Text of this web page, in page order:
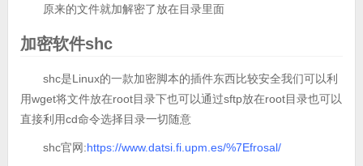
原来的文件就加解密了放在目录里面
加密软件shc
shc是Linux的一款加密脚本的插件东西比较安全我们可以利
用wget将文件放在root目录下也可以通过sftp放在root目录也可以
直接利用cd命令选择目录一切随意
shc官网:https://www.datsi.fi.upm.es/%7Efrosal/